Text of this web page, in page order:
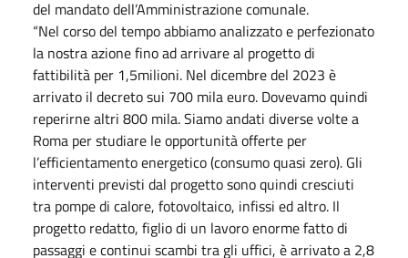
del mandato dell’Amministrazione comunale.
“Nel corso del tempo abbiamo analizzato e perfezionato
la nostra azione fino ad arrivare al progetto di
fattibilità per 1,5milioni. Nel dicembre del 2023 è
arrivato il decreto sui 700 mila euro. Dovevamo quindi
reperirne altri 800 mila. Siamo andati diverse volte a
Roma per studiare le opportunità offerte per
l’efficientamento energetico (consumo quasi zero). Gli
interventi previsti dal progetto sono quindi cresciuti
tra pompe di calore, fotovoltaico, infissi ed altro. Il
progetto redatto, figlio di un lavoro enorme fatto di
passaggi e continui scambi tra gli uffici, è arrivato a 2,8